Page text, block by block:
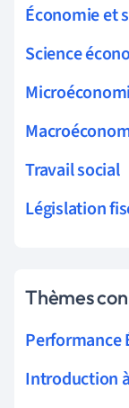
Économie et
Science
Travail social
Législation
Thèmes
Performance
Introduction